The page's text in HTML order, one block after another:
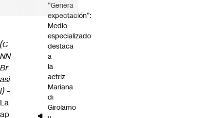
(C
NN
Br
asi
l) –
La
ap
“Genera
expectación”:
Medio
especializado
destaca
a
la
actriz
Mariana
di
Girolamo